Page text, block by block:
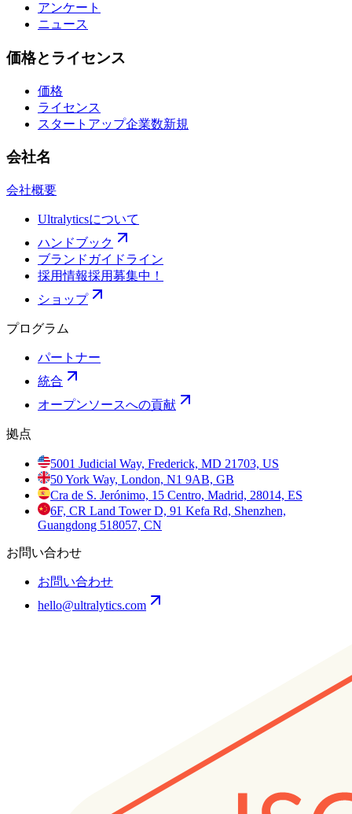
アンケート
ニュース
価格とライセンス
価格
ライセンス
スタートアップ企業数新規
会社名
会社概要
Ultralyticsについて
ハンドブック
ブランドガイドライン
採用情報採用募集中！
ショップ
プログラム
パートナー
統合
オープンソースへの貢献
拠点
5001 Judicial Way, Frederick, MD 21703, US
50 York Way, London, N1 9AB, GB
Cra de S. Jerónimo, 15 Centro, Madrid, 28014, ES
6F, CR Land Tower D, 91 Kefa Rd, Shenzhen,
Guangdong 518057, CN
お問い合わせ
お問い合わせ
hello@ultralytics.com